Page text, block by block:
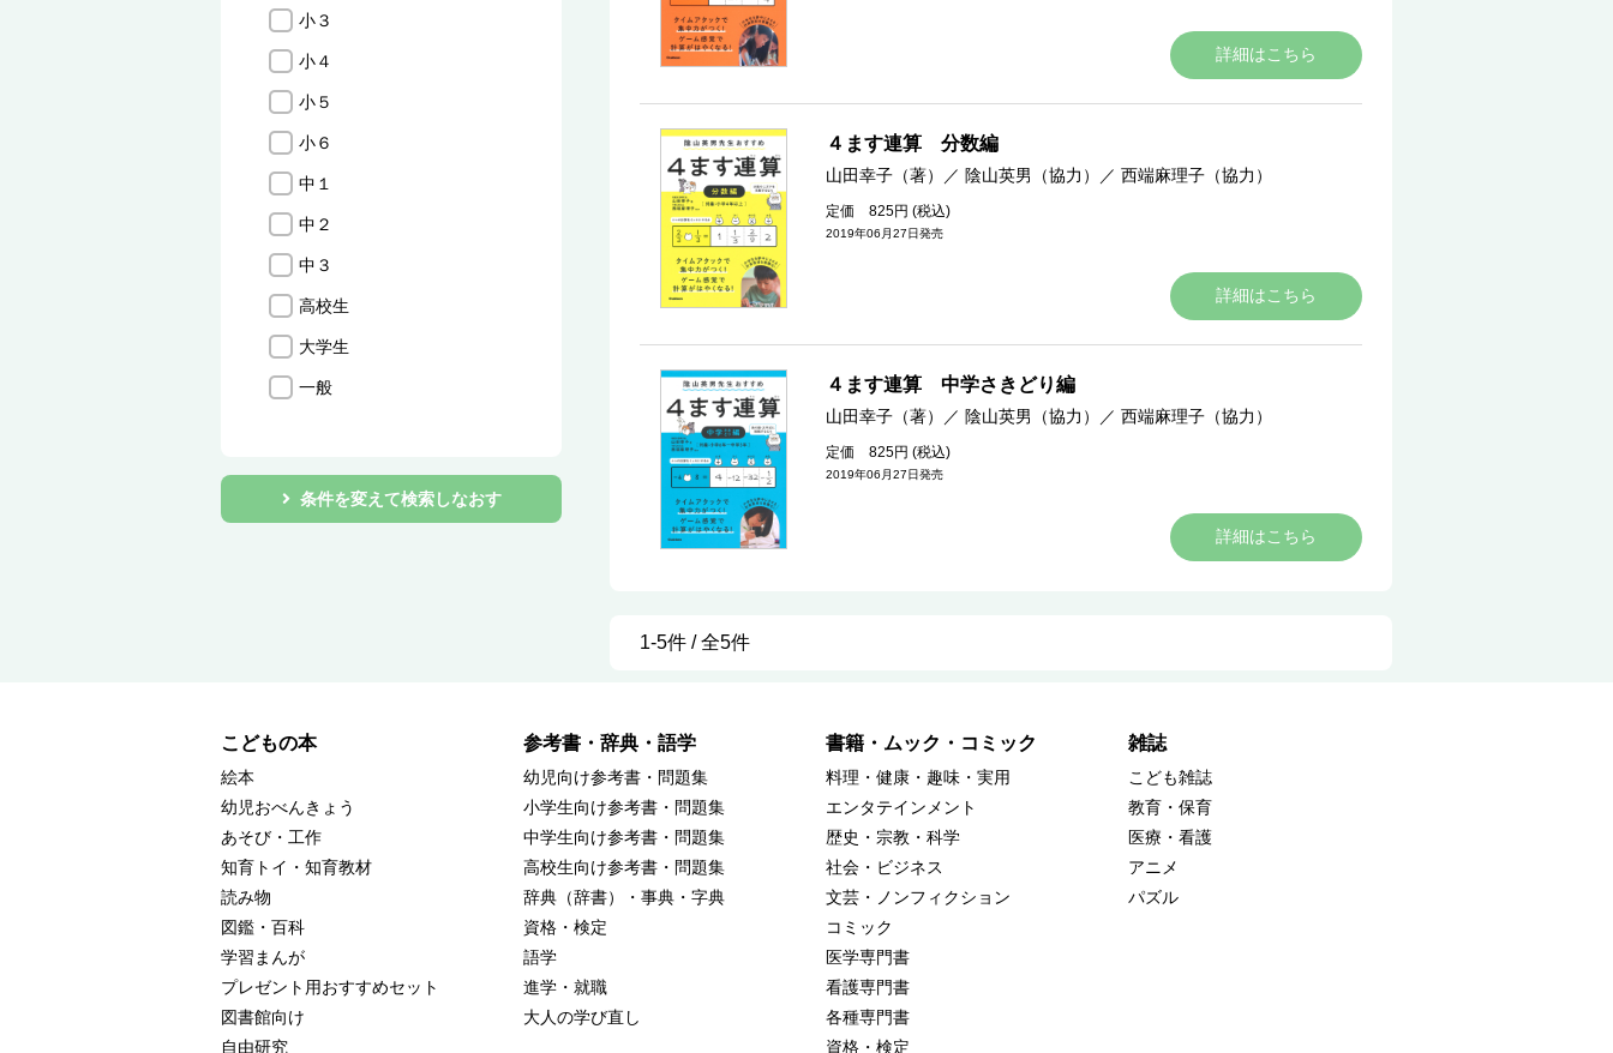
小３
小４
小５
小６
中１
中２
中３
高校生
大学生
一般
条件を変えて検索しなおす
詳細はこちら
４ます連算 分数編
山田幸子（著） ／ 陰山英男（協力） ／ 西端麻理子（協力）
定価 825円 (税込)
2019年06月27日発売
詳細はこちら
４ます連算 中学さきどり編
山田幸子（著） ／ 陰山英男（協力） ／ 西端麻理子（協力）
定価 825円 (税込)
2019年06月27日発売
詳細はこちら
1-5件 / 全5件
こどもの本
絵本
幼児おべんきょう
あそび・工作
知育トイ・知育教材
読み物
図鑑・百科
学習まんが
プレゼント用おすすめセット
図書館向け
自由研究
参考書・辞典・語学
幼児向け参考書・問題集
小学生向け参考書・問題集
中学生向け参考書・問題集
高校生向け参考書・問題集
辞典（辞書）・事典・字典
資格・検定
語学
進学・就職
大人の学び直し
書籍・ムック・コミック
料理・健康・趣味・実用
エンタテインメント
歴史・宗教・科学
社会・ビジネス
文芸・ノンフィクション
コミック
医学専門書
看護専門書
各種専門書
資格・検定
雑誌
こども雑誌
教育・保育
医療・看護
アニメ
パズル